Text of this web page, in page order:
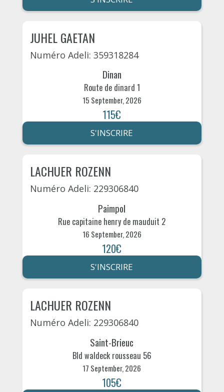
JUHEL GAETAN
Numéro Adeli: 359318284
Dinan
Route de dinard 1
15 September, 2026
115€
S'INSCRIRE
LACHUER ROZENN
Numéro Adeli: 229306840
Paimpol
Rue capitaine henry de mauduit 2
16 September, 2026
120€
S'INSCRIRE
LACHUER ROZENN
Numéro Adeli: 229306840
Saint-Brieuc
Bld waldeck rousseau 56
17 September, 2026
105€